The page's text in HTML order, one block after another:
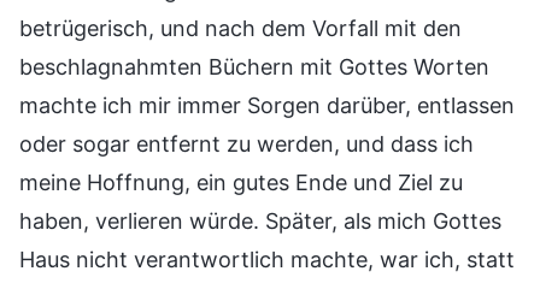
betrügerisch, und nach dem Vorfall mit den
beschlagnahmten Büchern mit Gottes Worten
machte ich mir immer Sorgen darüber, entlassen
oder sogar entfernt zu werden, und dass ich
meine Hoffnung, ein gutes Ende und Ziel zu
haben, verlieren würde. Später, als mich Gottes
Haus nicht verantwortlich machte, war ich, statt